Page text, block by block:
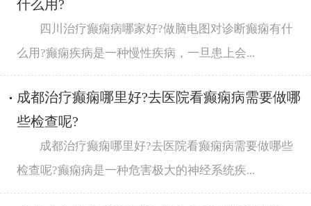
什么用?
四川治疗癫痫病哪家好?做脑电图对诊断癫痫有什
么用?癫痫疾病是一种慢性疾病，一旦患上会...
成都治疗癫痫哪里好?去医院看癫痫病需要做哪
些检查呢?
成都治疗癫痫哪里好?去医院看癫痫病需要做哪些
检查呢?癫痫病是一种危害极大的神经系统疾...